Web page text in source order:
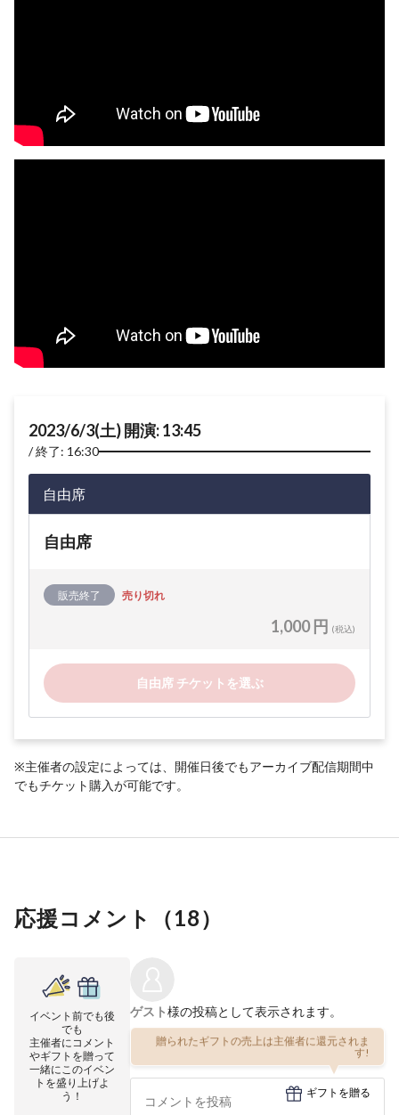
2023/6/3(土) 開演: 13:45
終了: 16:30
自由席
自由席
販売終了 売り切れ
1,000 円 (税込)
自由席 チケットを選ぶ
※主催者の設定によっては、開催日後でもアーカイブ配信期間中
でもチケット購入が可能です。
応援コメント（18）
イベント前でも後
でも
主催者にコメント
やギフトを贈って
一緒にこのイベン
トを盛り上げよ
う！
ゲスト様の投稿として表示されます。
贈られたギフトの売上は主催者に還元されま
す!
ギフトを贈る